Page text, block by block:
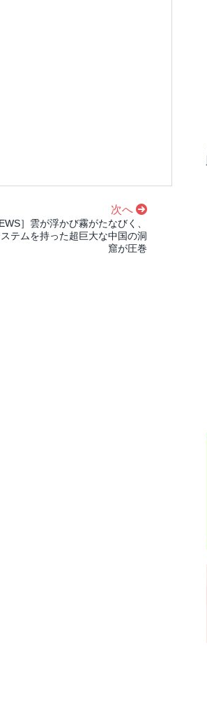
次へ
］雲が浮かび霧がたなびく、
テムを持った超巨大な中国の洞
窟が圧巻